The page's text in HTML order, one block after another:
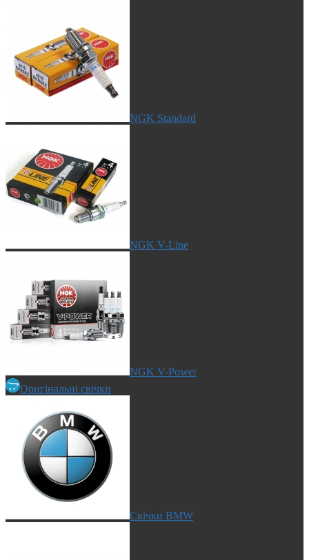
NGK Standard
NGK V-Line
NGK V-Power
Оригінальні свічки
Свічки BMW